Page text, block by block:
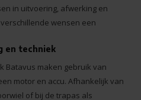
in uitvoering, afwerking en
wensen een
en techniek
Batavus maken gebruik van
motor en accu. Afhankelijk van
of bij de trapas als